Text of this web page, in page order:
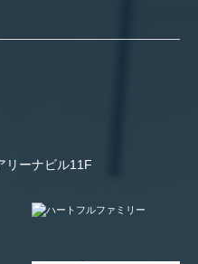
リーナビル11F